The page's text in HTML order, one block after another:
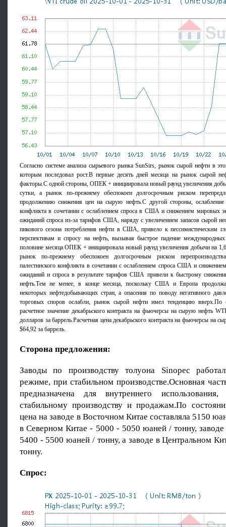
Согласно системе анализа сырьевого рынка SunSirs, рынок сырой нефти в
которым последовал рост.В первые десять дней месяца на рынок сырой
факторы.С одной стороны, ОПЕК + инициировала новый раунд увеличения
сутки, а рынок по-прежнему обеспокоен долгосрочным риском
продолжению снижения цен на сырую нефть.С другой стороны, ослабление
конфликта в сочетании с ослаблением спроса в США и снижением мировых
ожиданий спроса из-за тарифов США, наряду с увеличением запасов сырой
пикового сезона потребления нефти в США, привело к пессимистическим
перспективам и спросу на нефть, вызывая быстрое падение
половине месяца ОПЕК + инициировала новый раунд увеличения добычи на
рынок по-прежнему обеспокоен долгосрочным риском
палестинского конфликта в сочетании с ослаблением спроса США и
ожиданий и спроса в результате тарифов США привели к быстрому
нефть.Тем не менее, в конце месяца, поскольку США и Европа
некоторых нефтедобывающих стран, а опасения по поводу негативного
торговых споров ослабли, рынок сырой нефти имел тенденцию вверх.По
расчетное значение декабрьского контракта на фьючерсы на сырую нефть
долларов за баррель.Расчетная цена декабрьского контракта на фьючерсы на
$64,92 за баррель.
Сторона предложения:
Заводы по производству толуона Sinopec
режиме, при стабильном производстве.Основная
предназначена для внутреннего
стабильному производству и продажам.По
цена на заводе в Восточном Китае составляла 5150
в Северном Китае - 5000 - 5050 юаней / тонну,
5400 - 5500 юаней / тонну, а заводе в Центральном
тонну.
Спрос: